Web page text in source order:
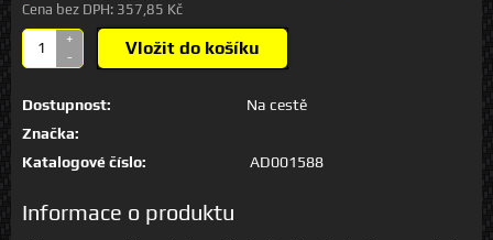
Cena bez DPH: 357,85 Kč
+
-
Vložit do košíku
Dostupnost:
Na cestě
Značka:
Katalogové číslo:
AD001588
Informace o produktu